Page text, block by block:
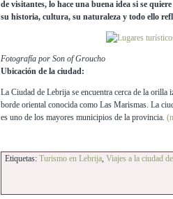
de visitantes, lo hace una buena idea si se
su historia, cultura, su naturaleza y todo ello
Fotografía por Son of Groucho
Ubicación de la ciudad:
La Ciudad de Lebrija se encuentra cerca de la
borde oriental conocida como Las Marismas. La
es uno de los mayores municipios de la provincia.
Etiquetas: Turismo en Lebrija, Viajes a la ciudad